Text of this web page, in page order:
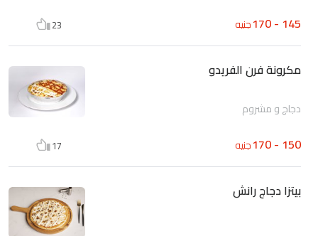
145 - 170 جنيه 23
مكرونة فرن الفريدو
دجاج و مشروم
150 - 170 جنيه 17
بيتزا دجاج رانش